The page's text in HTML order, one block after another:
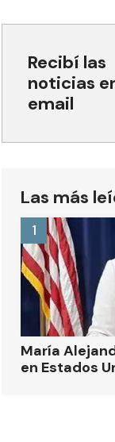
Recibí las
noticias
email
Las más
María
en Estados
1